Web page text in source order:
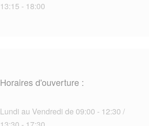
13:15 - 18:00
Horaires d'ouverture :
Lundi au Vendredi de 09:00 - 12:30 /